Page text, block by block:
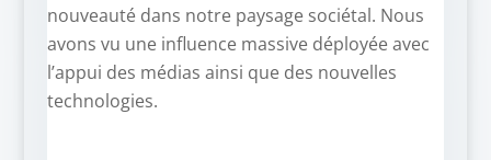
nouveauté dans notre paysage sociétal. Nous
avons vu une influence massive déployée avec
l’appui des médias ainsi que des nouvelles
technologies.